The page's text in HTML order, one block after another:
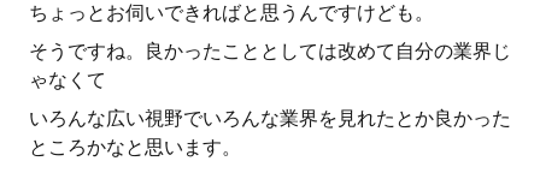
ちょっとお伺いできればと思うんですけども。
そうですね。良かったこととしては改めて自分の業界じ
ゃなくて
いろんな広い視野でいろんな業界を見れたとか良かった
ところかなと思います。